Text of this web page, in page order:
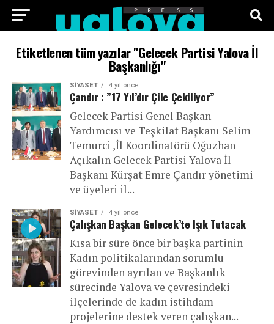
ANA SAYFA FOTO GALERI VIDEO GALERI
EKONOMI SPOR
KÜNYE
Etiketlenen tüm yazılar "Gelecek Partisi Yalova İl
Başkanlığı"
SIYASET 4 yıl önce
Çandır : ”17 Yıl’dır Çile Çekiliyor”
Gelecek Partisi Genel Başkan
Yardımcısı ve Teşkilat Başkanı Selim
Temurci ,İl Koordinatörü Oğuzhan
Açıkalın Gelecek Partisi Yalova İl
Başkanı Kürşat Emre Çandır yönetimi
ve üyeleri il...
SIYASET 4 yıl önce
Çalışkan Başkan Gelecek’te Işık Tutacak
Kısa bir süre önce bir başka partinin
Kadın politikalarından sorumlu
görevinden ayrılan ve Başkanlık
sürecinde Yalova ve çevresindeki
ilçelerinde de kadın istihdam
projelerine destek veren çalışkan...